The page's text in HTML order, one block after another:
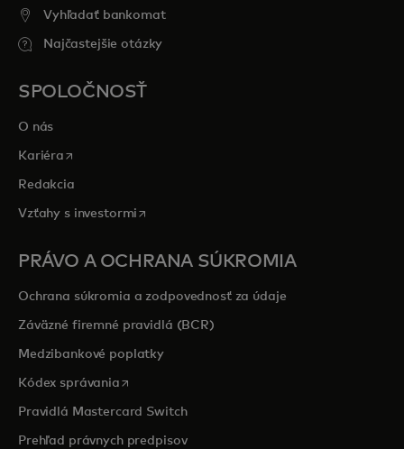
Vyhľadať bankomat
Najčastejšie otázky
SPOLOČNOSŤ
O nás
Kariéra opens in a new tab
Redakcia
Vzťahy s investormi opens in a new tab
PRÁVO A OCHRANA SÚKROMIA
Ochrana súkromia a zodpovednosť za údaje
Záväzné firemné pravidlá (BCR)
Medzibankové poplatky
Kódex správaniaopens in a new tab
Pravidlá Mastercard Switch
Prehľad právnych predpisov